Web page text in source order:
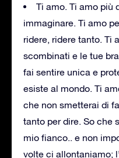
Ti amo. Ti amo più
immaginare. Ti amo
ridere, ridere tanto. Ti
scombinati e le tue
fai sentire unica e
esiste al mondo. Ti
che non smetterai di
tanto per dire. So che
mio fianco.. e non
volte ci allontaniamo;